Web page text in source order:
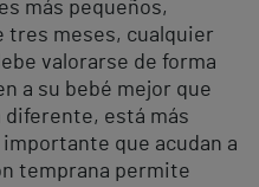
más pequeños,
tres meses, cualquier
valorarse de forma
a su bebé mejor que
diferente, está más
que acudan a
temprana permite